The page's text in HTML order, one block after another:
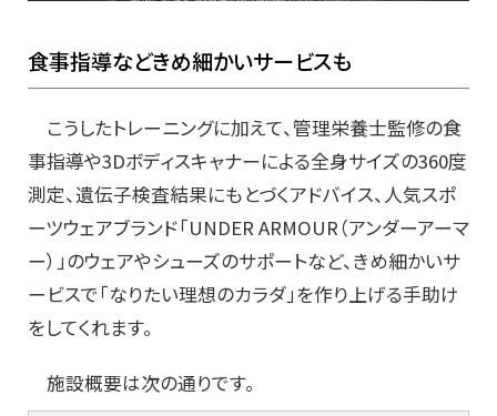
食事指導などきめ細かいサービスも
こうしたトレーニングに加えて、管理栄養士監修の食
事指導や3Dボディスキャナーによる全身サイズの360度
測定、遺伝子検査結果にもとづくアドバイス、人気スポ
ーツウェアブランド「UNDER ARMOUR（アンダーアーマ
ー）」のウェアやシューズのサポートなど、きめ細かいサ
ービスで「なりたい理想のカラダ」を作り上げる手助け
をしてくれます。
施設概要は次の通りです。